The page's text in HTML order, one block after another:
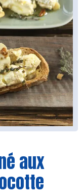
aux